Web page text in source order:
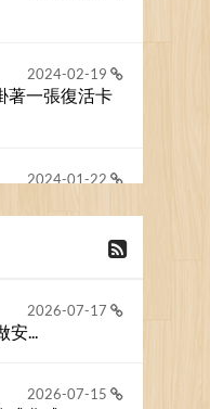
2024-02-19
著一張復活卡
2024-01-22
個訪客留言板
2026-07-17
...
2026-07-15